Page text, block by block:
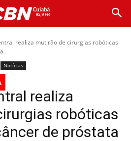
realiza mutirão de cirurgias robóticas
Notícias
realiza
robóticas
de próstata